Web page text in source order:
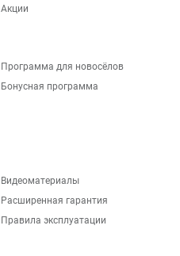
Акции
Программа для новосёлов
Бонусная программа
Видеоматериалы
Расширенная гарантия
Правила эксплуатации